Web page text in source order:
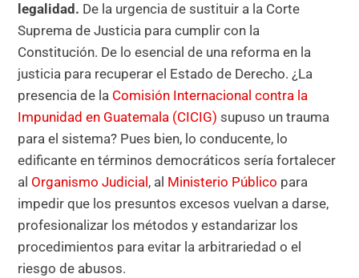
legalidad. De la urgencia de sustituir a la Corte
Suprema de Justicia para cumplir con la
Constitución. De lo esencial de una reforma en la
justicia para recuperar el Estado de Derecho. ¿La
presencia de la Comisión Internacional contra la
Impunidad en Guatemala (CICIG) supuso un trauma
para el sistema? Pues bien, lo conducente, lo
edificante en términos democráticos sería fortalecer
al Organismo Judicial , al Ministerio Público para
impedir que los presuntos excesos vuelvan a darse,
profesionalizar los métodos y estandarizar los
procedimientos para evitar la arbitrariedad o el
riesgo de abusos.